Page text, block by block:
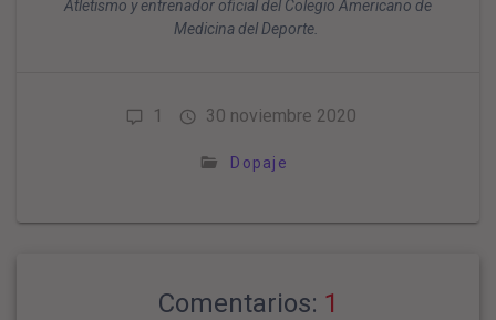
Atletismo y entrenador oficial del Colegio Americano de
Medicina del Deporte.
1 30 noviembre 2020
Dopaje
Comentarios: 1